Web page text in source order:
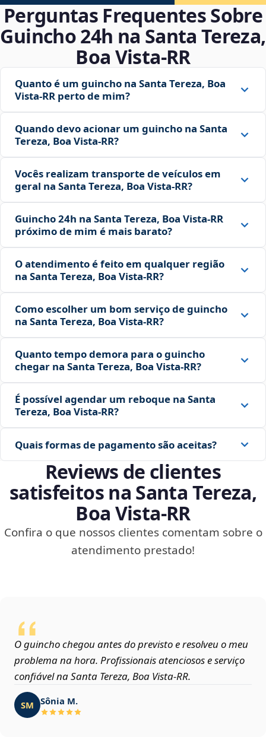
Perguntas Frequentes Sobre
Guincho 24h na Santa Tereza,
Boa Vista‑RR
Quanto é um guincho na Santa Tereza, Boa
Vista‑RR perto de mim?
Quando devo acionar um guincho na Santa
Tereza, Boa Vista‑RR?
Vocês realizam transporte de veículos em
geral na Santa Tereza, Boa Vista‑RR?
Guincho 24h na Santa Tereza, Boa Vista‑RR
próximo de mim é mais barato?
O atendimento é feito em qualquer região
na Santa Tereza, Boa Vista‑RR?
Como escolher um bom serviço de guincho
na Santa Tereza, Boa Vista‑RR?
Quanto tempo demora para o guincho
chegar na Santa Tereza, Boa Vista‑RR?
É possível agendar um reboque na Santa
Tereza, Boa Vista‑RR?
Quais formas de pagamento são aceitas?
Reviews de clientes
satisfeitos na Santa Tereza,
Boa Vista‑RR
Confira o que nossos clientes comentam sobre o
atendimento prestado!
O guincho chegou antes do previsto e resolveu o meu
problema na hora. Profissionais atenciosos e serviço
confiável na Santa Tereza, Boa Vista‑RR.
SM Sônia M.